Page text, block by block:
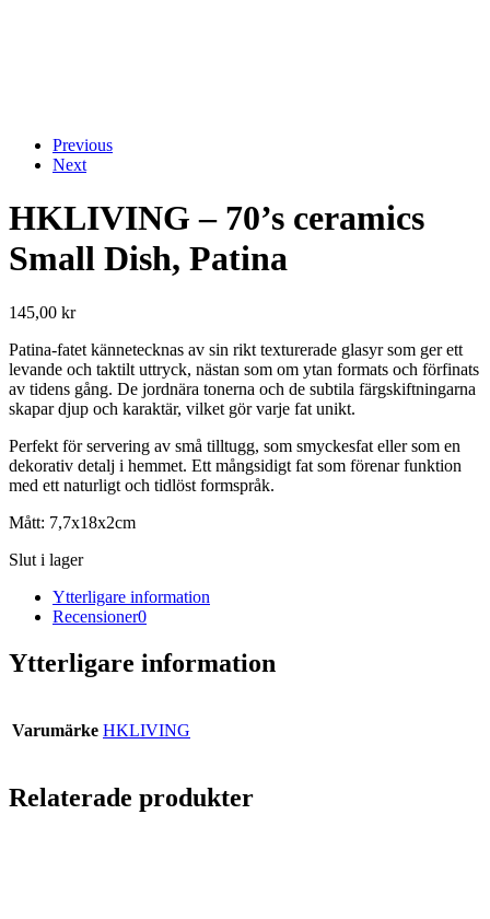
Previous
Next
HKLIVING – 70’s ceramics
Small Dish, Patina
145,00 kr
Patina-fatet kännetecknas av sin rikt texturerade glasyr som ger ett
levande och taktilt uttryck, nästan som om ytan formats och förfinats
av tidens gång. De jordnära tonerna och de subtila färgskiftningarna
skapar djup och karaktär, vilket gör varje fat unikt.
Perfekt för servering av små tilltugg, som smyckesfat eller som en
dekorativ detalj i hemmet. Ett mångsidigt fat som förenar funktion
med ett naturligt och tidlöst formspråk.
Mått: 7,7x18x2cm
Slut i lager
Ytterligare information
Recensioner0
Ytterligare information
Varumärke HKLIVING
Relaterade produkter